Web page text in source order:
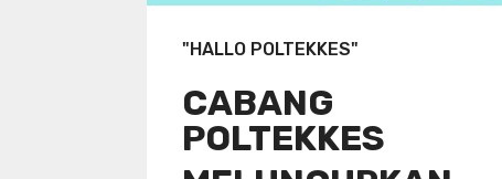
"HALLO POLTEKKES"
CABANG
POLTEKKES